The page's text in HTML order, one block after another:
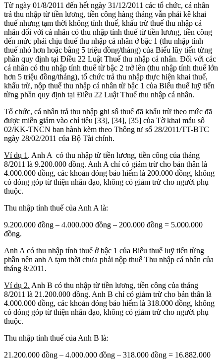
Từ ngày 01/8/2011 đến hết ngày 31/12/2011 các tổ chức, cá nhân
trả thu nhập từ tiền lương, tiền công hàng tháng vẫn phải kê khai
thuế nhưng tạm thời không tính thuế, khấu trừ thuế thu nhập cá
nhân đối với cá nhân có thu nhập tính thuế từ tiền lương, tiền công
đến mức phải chịu thuế thu nhập cá nhân ở bậc 1 (thu nhập tính
thuế nhỏ hơn hoặc bằng 5 triệu đồng/tháng) của Biểu lũy tiến từng
phần quy định tại Điều 22 Luật Thuế thu nhập cá nhân. Đối với các
cá nhân có thu nhập tính thuế từ bậc 2 trở lên (thu nhập tính thuế lớn
hơn 5 triệu đồng/tháng), tổ chức trả thu nhập thực hiện khai thuế,
khấu trừ, nộp thuế thu nhập cá nhân từ bậc 1 của Biểu thuế luỹ tiến
từng phần quy định tại Điều 22 Luật Thuế thu nhập cá nhân.
Tổ chức, cá nhân trả thu nhập ghi số thuế đã khấu trừ theo mức đã
được miễn giảm vào chỉ tiêu [33], [34], [35] của Tờ khai mẫu số
02/KK-TNCN ban hành kèm theo Thông tư số 28/2011/TT-BTC
ngày 28/02/2011 của Bộ Tài chính.
Ví dụ 1 . Anh A có thu nhập từ tiền lương, tiền công của tháng
8/2011 là 9.200.000 đồng. Anh A chỉ có giảm trừ cho bản thân là
4.000.000 đồng, các khoản đóng bảo hiểm là 200.000 đồng, không
có đóng góp từ thiện nhân đạo, không có giảm trừ cho người phụ
thuộc.
Thu nhập tính thuế của Anh A là:
9.200.000 đồng – 4.000.000 đồng – 200.000 đồng = 5.000.000
đồng.
Anh A có thu nhập tính thuế ở bậc 1 của Biểu thuế luỹ tiến từng
phần nên anh A tạm thời chưa phải nộp thuế Thu nhập cá nhân của
tháng 8/2011.
Ví dụ 2. Anh B có thu nhập từ tiền lương, tiền công của tháng
8/2011 là 21.200.000 đồng. Anh B chỉ có giảm trừ cho bản thân là
4.000.000 đồng, các khoản đóng bảo hiểm là 318.000 đồng, không
có đóng góp từ thiện nhân đạo, không có giảm trừ cho người phụ
thuộc.
Thu nhập tính thuế của Anh B là:
21.200.000 đồng – 4.000.000 đồng – 318.000 đồng = 16.882.000